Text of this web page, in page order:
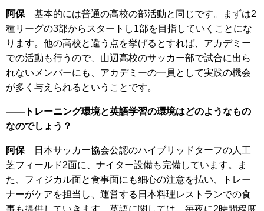
阿保基本的には普通の高校の部活動と同じです。まずは2
種リーグの3部からスタートし1部を目指していくことにな
ります。他の高校と違う点を挙げるとすれば、アカデミー
での活動も行うので、山辺高校のサッカー部で試合に出ら
れないメンバーにも、アカデミーの一員として実践の機会
が多く与えられるということです。
――トレーニング環境と英語学習の環境はどのようなもの
なのでしょう？
阿保日本サッカー協会公認のハイブリッドターフの人工
芝フィールド2面に、ナイター設備も完備しています。ま
た、フィジカル面と食事面にも細心の注意を払い、トレー
ナーがケアを担当し、運営する日本料理レストランでの食